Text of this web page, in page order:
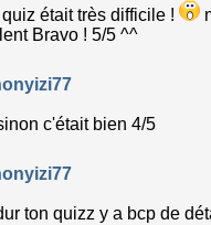
était très difficile !
Bravo ! 5/5 ^^
c'était bien 4/5
dur ton quizz y a bcp de